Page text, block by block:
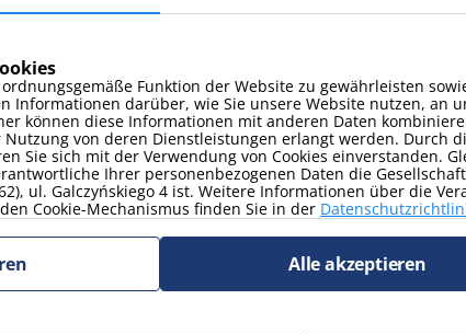
Smart TV
Wäschetrockner
Funktion der Website zu gewährleisten
Informationen darüber, wie Sie unsere Website nutzen, an
können diese Informationen mit anderen Daten
von deren Dienstleistungen erlangt werden. Durch
Sie sich mit der Verwendung von Cookies einverstanden.
Ihrer personenbezogenen Daten die
ul. Galczyńskiego 4 ist. Weitere Informationen über die
Cookie-Mechanismus finden Sie in der
Alle akzeptieren